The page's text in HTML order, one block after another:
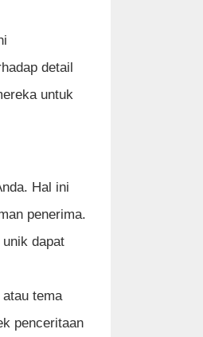
detail
untuk
Hal ini
penerima.
dapat
tema
penceritaan